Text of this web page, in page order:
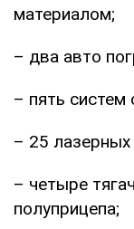
материалом;
– два авто
– пять систем
– 25
– четыре
полуприцепа;